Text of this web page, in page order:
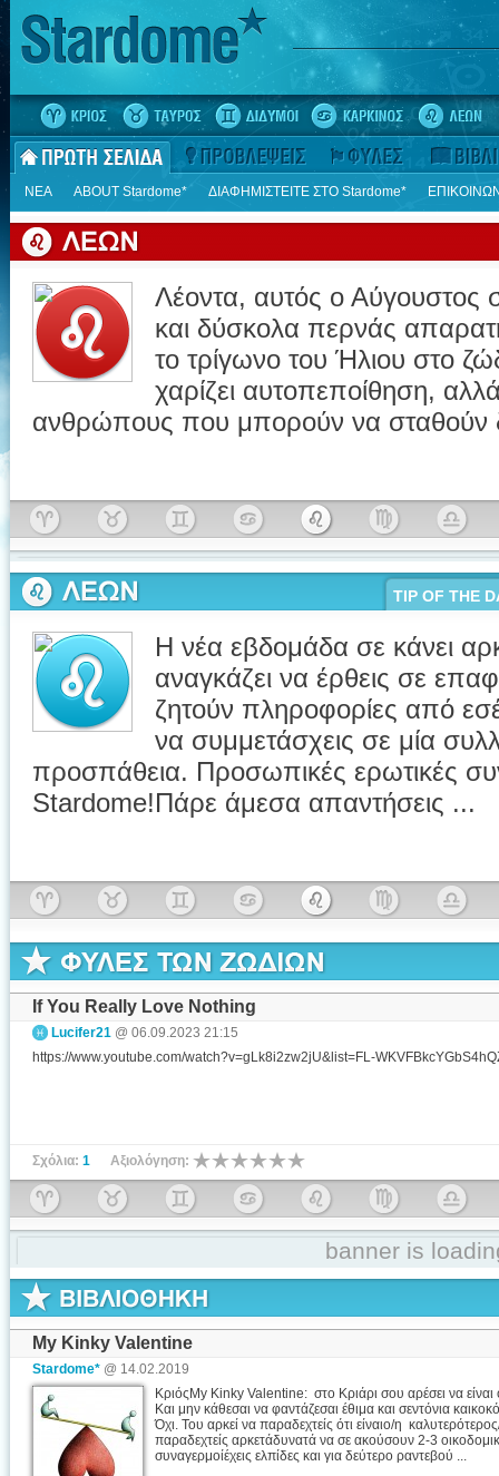
ΝΕΑ ΑΒΟUT Stardome* ΔΙΑΦΗΜΙΣΤΕΙΤΕ ΣΤΟ Stardome*
Λέοντα, αυτός ο Αύγουστος
και δύσκολα περνάς
το τρίγωνο του Ήλιου στο
χαρίζει αυτοπεποίθηση,
ανθρώπους που μπορούν να σταθούν
TIP OF THE
Η νέα εβδομάδα σε κάνει
αναγκάζει να έρθεις σε
ζητούν πληροφορίες από
να συμμετάσχεις σε μία
προσπάθεια. Προσωπικές ερωτικές
Stardome!Πάρε άμεσα απαντήσεις ...
If You Really Love Nothing
Lucifer21 @ 06.09.2023 21:15
https://www.youtube.com/watch?v=gLk8i2zw2jU&list=FL-
Σχόλια: 1 Αξιολόγηση:
banner is
My Kinky Valentine
Stardome* @ 14.02.2019
ΚριόςMy Kinky Valentine: στο Κριάρι σου αρέσει να
Και μην κάθεσαι να φαντάζεσαι έθιμα και σεντόνια
Όχι. Του αρκεί να παραδεχτείς ότι είναιο/η
παραδεχτείς αρκετάδυνατά να σε ακούσουν 2-3
συναγερμοίέχεις ελπίδες και για δεύτερο ραντεβού ...